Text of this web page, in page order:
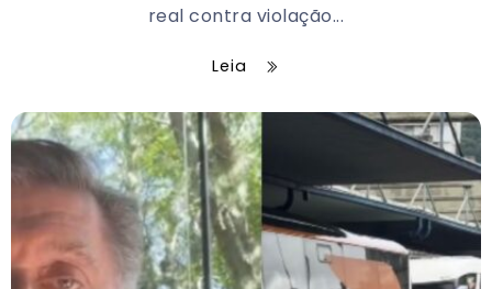
real contra violação...
Leia